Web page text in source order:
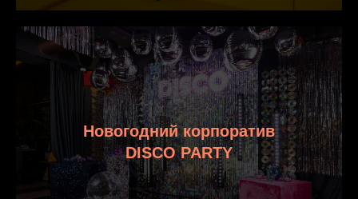
Новогодний корпоратив
DISCO PARTY